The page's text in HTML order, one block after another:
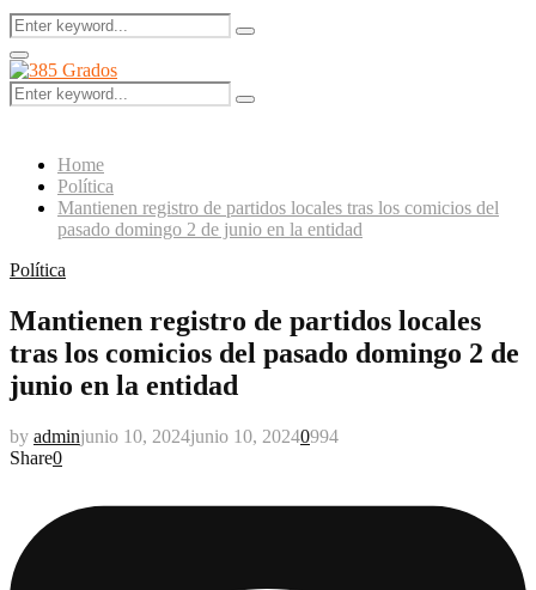
Search
for:
Search
Facebook
Twitter
Instagram
Pinterest
Google
Youtube
Primary
Menu
Search
for:
Search
Home
Política
Mantienen registro de partidos locales tras los comicios del
pasado domingo 2 de junio en la entidad
Política
Mantienen registro de partidos locales
tras los comicios del pasado domingo 2 de
junio en la entidad
by adminjunio 10, 2024junio 10, 20240994
Share0